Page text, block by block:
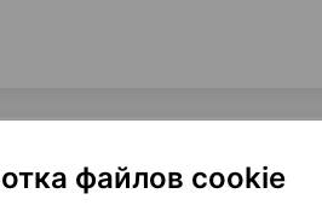
файлов cookie